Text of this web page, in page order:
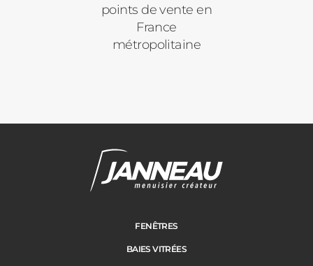
points de vente en
France
métropolitaine
FENÊTRES
BAIES VITRÉES